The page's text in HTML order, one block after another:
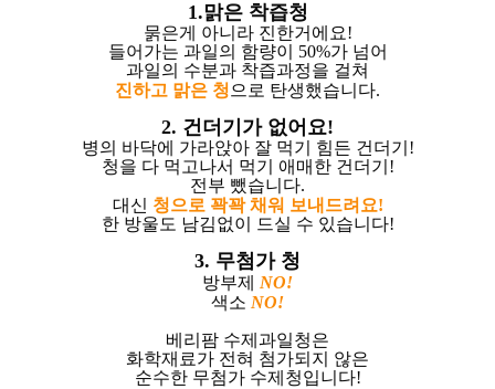
1.맑은 착즙청
묽은게 아니라 진한거에요!
들어가는 과일의 함량이 50%가 넘어
과일의 수분과 착즙과정을 걸쳐
진하고 맑은 청으로 탄생했습니다.
2. 건더기가 없어요!
병의 바닥에 가라앉아 잘 먹기 힘든 건더기!
청을 다 먹고나서 먹기 애매한 건더기!
전부 뺐습니다.
대신 청으로 꽉꽉 채워 보내드려요!
한 방울도 남김없이 드실 수 있습니다!
3. 무첨가 청
방부제 NO!
색소 NO!
베리팜 수제과일청은
화학재료가 전혀 첨가되지 않은
순수한 무첨가 수제청입니다!